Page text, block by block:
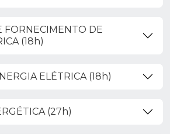
FORNECIMENTO DE
(18h)
ELÉTRICA (18h)
(27h)